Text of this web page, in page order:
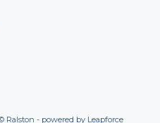
Ralston - powered by Leapforce